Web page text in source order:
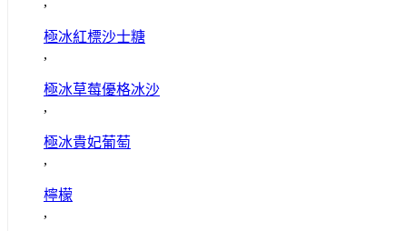
極冰紅標沙士糖
,
極冰草莓優格冰沙
,
極冰貴妃葡萄
,
檸檬
,